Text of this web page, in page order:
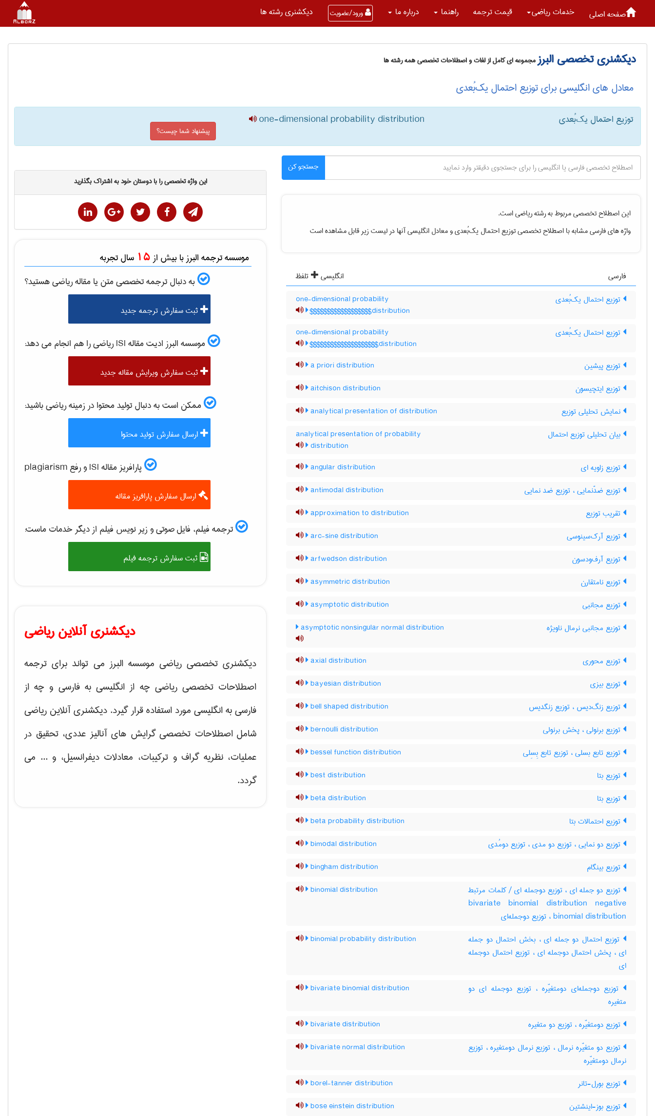
صفحه اصلی خدمات رياضی قیمت ترجمه راهنما درباره ما ورود/عضویت دیکشنری رشته ها
دیکشنری تخصصی البرزمجموعه ای کامل از لغات و اصطلاحات تخصصی همه رشته ها
معادل های انگلیسی برای توزیع احتمال یک‌بُعدی
توزیع احتمال یک‌بُعدی one-dimensional probability distribution
پیشنهاد شما چیست؟
جستجو کن
این اصطلاح تخصصی مربوط به رشتهرياضیاست.
واژه های فارسی مشابه با اصطلاح تخصصیتوزیع احتمال یک‌بُعدیو معادل انگلیسی آنها در لیست زیر قابل مشاهده است
فارسی انگلیسی
تلفظ
توزیع احتمال یک‌بُعدی
one-dimensional probability
distribution$$$$$$$$$$$$$$$$$$
توزیع احتمال یک‌بُعدی
one-dimensional probability
distribution$$$$$$$$$$$$$$$$$$$$
توزیع پیشین a priori distribution
توزیع ایتچیسون aitchison distribution
نمایش تحلیلی توزیع analytical presentation of distribution
بیان تحلیلی توزیع احتمال
analytical presentation of probability
distribution
توزیع زاویه ای angular distribution
توزیع ضدّنمایی ، توزیع ضد نمایی antimodal distribution
تقریب توزیع approximation to distribution
توزیع آرک‌سینوسی arc-sine distribution
توزیع آرف‌ودسون arfwedson distribution
توزیع نامتقارن asymmetric distribution
توزیع مجانبی asymptotic distribution
توزیع مجانبی نرمال ناویژه asymptotic nonsingular normal distribution
توزیع محوری axial distribution
توزیع بیزی bayesian distribution
توزیع زنگ‌دیس ، توزیع زنگدیس bell shaped distribution
توزیع برنولی ، پخش برنولی bernoulli distribution
توزیع تابع بسلی ، توزیع تابع بِسِلی bessel function distribution
توزیع بتا best distribution
توزیع بتا beta distribution
توزیع احتمالات بتا beta probability distribution
توزیع دو نمایی ، توزیع دو مدی ، توزیع دومُدی bimodal distribution
توزیع بینگام bingham distribution
توزیع دو جمله ای ، توزیع دوجمله ای / کلمات مرتبط
bivariate binomial distribution negative
binomial distribution ، توزیع دوجمله‌ای
binomial distribution
توزیع احتمال دو جمله ای ، بخش احتمال دو جمله
ای ، پخش احتمال دوجمله ای ، توزیع احتمال دوجمله
ای
binomial probability distribution
توزیع دوجمله‌ای دومتغیّره ، توزیع دوجمله ای دو
متغیره
bivariate binomial distribution
توزیع دومتغیّره ، توزیع دو متغیره bivariate distribution
توزیع دو متغیّره نرمال ، توزیع نرمال دومتغیره ، توزیع
نرمال دومتغیّره
bivariate normal distribution
توزیع بورل-تانر borel-tanner distribution
توزیع بوز-اینشتین bose einstein distribution
این واژه تخصصی را با دوستان خود به اشتراک بگذارید
موسسه ترجمه البرز با بیش از 15 سال تجربه
به دنبال ترجمه تخصصی متن یا مقالهرياضیهستید؟
ثبت سفارش ترجمه جدید
موسسه البرز ادیت مقاله ISI رياضیرا هم انجام می دهد:
ثبت سفارش ویرایش مقاله جدید
ممکن است به دنبال تولید محتوا در زمینهرياضیباشید:
ارسال سفارش تولید محتوا
پارافریز مقاله ISI و رفع plagiarism
ارسال سفارش پارافریز مقاله
ترجمه فیلم، فایل صوتی و زیر نویس فیلم از دیگر خدمات ماست:
ثبت سفارش ترجمه فیلم
دیکشنری آنلاین ریاضی
دیکشنری تخصصی ریاضی موسسه البرز می تواند برای ترجمه
اصطلاحات تخصصی ریاضی چه از انگلیسی به فارسی و چه از
فارسی به انگلیسی مورد استفاده قرار گیرد. دیکشنری آنلاین ریاضی
شامل اصطلاحات تخصصی گرایش هایآنالیز عددی، تحقیق در
عملیات، نظریه گراف و تركیبات، معادلات دیفرانسیل، و ... می
گردد.